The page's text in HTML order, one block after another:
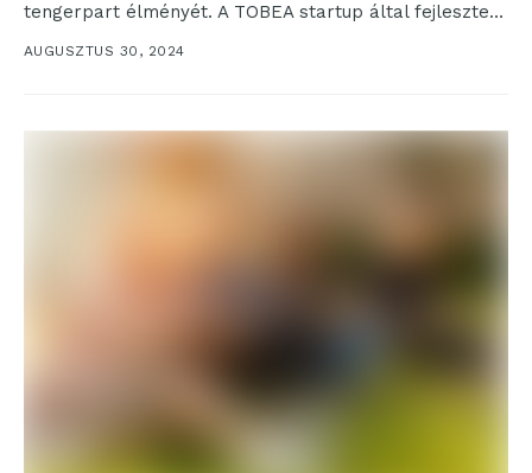
tengerpart élményét. A TOBEA startup által fejlesztett
AUGUSZTUS 30, 2024